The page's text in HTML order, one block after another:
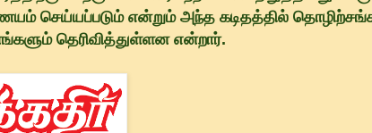
செய்யப்படும் என்றும் அந்த கடிதத்தில்
தெரிவித்துள்ளன என்றார்.